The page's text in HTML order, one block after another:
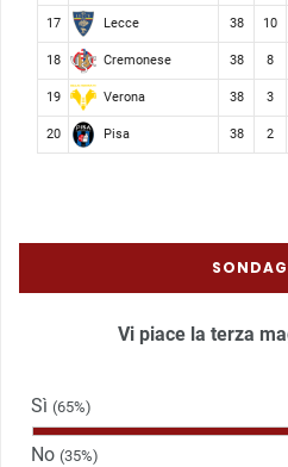
17 Lecce 38 10
18 Cremonese 38 8
19 Verona 38 3
20 Pisa 38 2
Vi piace la terza
Sì (65%)
No (35%)